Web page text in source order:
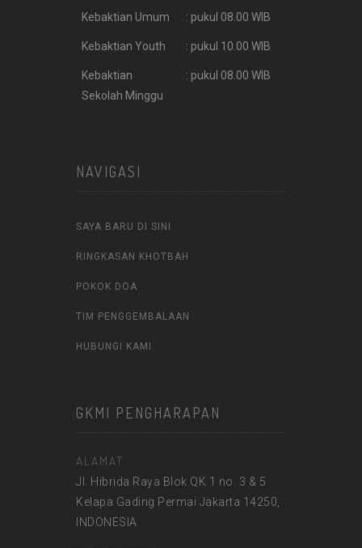
Kebaktian Umum : pukul 08.00 WIB
Kebaktian Youth : pukul 10.00 WIB
Kebaktian
Sekolah Minggu
: pukul 08.00 WIB
NAVIGASI
SAYA BARU DI SINI
RINGKASAN KHOTBAH
POKOK DOA
TIM PENGGEMBALAAN
HUBUNGI KAMI
GKMI PENGHARAPAN
ALAMAT
Jl. Hibrida Raya Blok QK 1 no. 3 & 5
Kelapa Gading Permai Jakarta 14250,
INDONESIA